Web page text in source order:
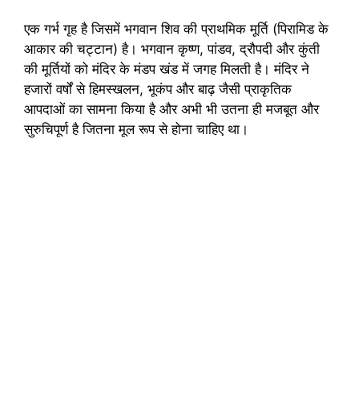
एक गर्भ गृह है जिसमें भगवान शिव की प्राथमिक मूर्ति (पिरामिड के
आकार की चट्टान) है। भगवान कृष्ण, पांडव, द्रौपदी और कुंती
की मूर्तियों को मंदिर के मंडप खंड में जगह मिलती है। मंदिर ने
हजारों वर्षों से हिमस्खलन, भूकंप और बाढ़ जैसी प्राकृतिक
आपदाओं का सामना किया है और अभी भी उतना ही मजबूत और
सुरुचिपूर्ण है जितना मूल रूप से होना चाहिए था।